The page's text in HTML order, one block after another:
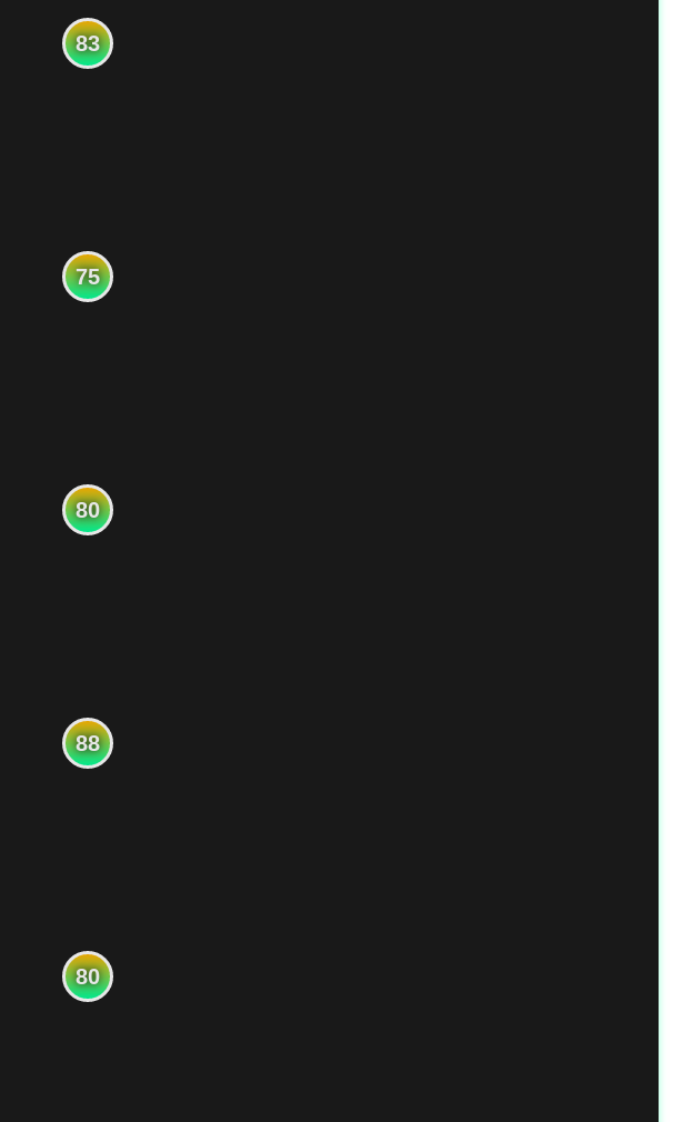
83
75
80
88
80